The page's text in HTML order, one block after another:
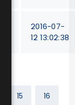
2016-07-
12 13:02:38
15 16